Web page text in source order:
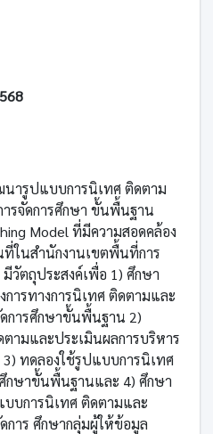
นารูปแบบการนิเทศ ติดตาม
รจัดการศึกษา ขั้นพื้นฐาน
Model ที่มีความสอดคล้อง
ในสำนักงานเขตพื้นที่การ
ตถุประสงค์เพื่อ 1) ศึกษา
ารทางการนิเทศ ติดตามและ
การศึกษาขั้นพื้นฐาน 2)
มและประเมินผลการบริหาร
ทดลองใช้รูปแบบการนิเทศ
กษาขั้นพื้นฐานและ 4) ศึกษา
บบการนิเทศ ติดตามและ
การ ศึกษากลุ่มผู้ให้ข้อมูล